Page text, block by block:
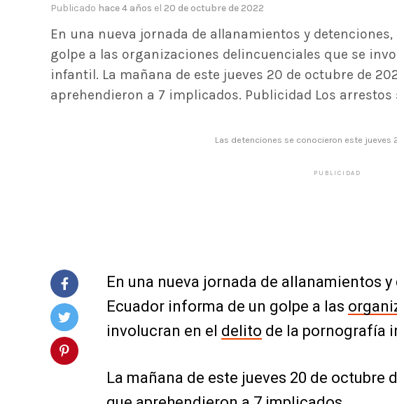
Publicado hace 4 años el 20 de octubre de 2022
En una nueva jornada de allanamientos y
golpe a las organizaciones delincuenciales que se
infantil. La mañana de este jueves 20 de octubre de
aprehendieron a 7 implicados. Publicidad Los
Las detenciones se conocieron este jueves
PUBLICIDAD
En una nueva jornada de allanamientos
Ecuador informa de un golpe a las
involucran en el delito de la pornografía
La mañana de este jueves 20 de